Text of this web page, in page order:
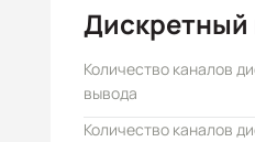
Дискретный
Количество каналов
вывода
Количество каналов